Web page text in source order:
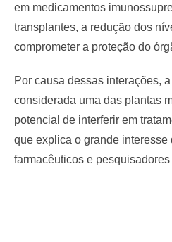
em medicamentos
transplantes, a redução dos
comprometer a proteção do
Por causa dessas interações,
considerada uma das plantas
potencial de interferir em
que explica o grande interesse
farmacêuticos e pesquisadores